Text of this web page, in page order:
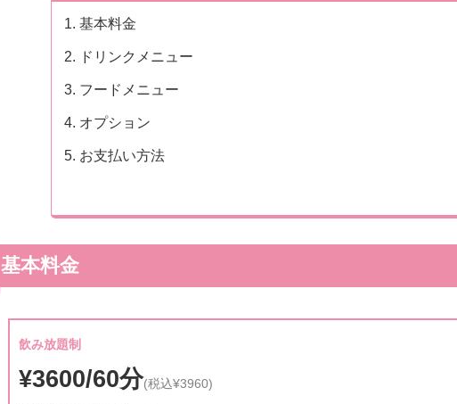
基本料金
ドリンクメニュー
フードメニュー
オプション
お支払い方法
基本料金
飲み放題制
¥3600/60分(税込¥3960)